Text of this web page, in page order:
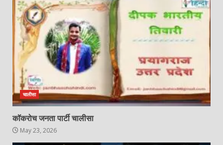
चालीसा
कॉकरोच जनता पार्टी चालीसा
May 23, 2026